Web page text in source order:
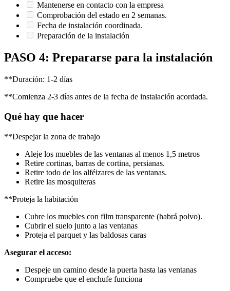
Mantenerse en contacto con la empresa
Comprobación del estado en 2 semanas.
Fecha de instalación coordinada.
Preparación de la instalación
PASO 4: Prepararse para la instalación
**Duración: 1-2 días
**Comienza 2-3 días antes de la fecha de instalación acordada.
Qué hay que hacer
**Despejar la zona de trabajo
Aleje los muebles de las ventanas al menos 1,5 metros
Retire cortinas, barras de cortina, persianas.
Retire todo de los alféizares de las ventanas.
Retire las mosquiteras
**Proteja la habitación
Cubre los muebles con film transparente (habrá polvo).
Cubrir el suelo junto a las ventanas
Proteja el parquet y las baldosas caras
Asegurar el acceso:
Despeje un camino desde la puerta hasta las ventanas
Compruebe que el enchufe funciona